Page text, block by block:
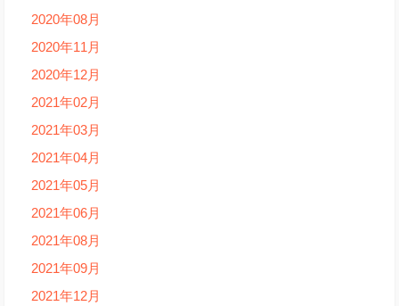
2020年08月
2020年11月
2020年12月
2021年02月
2021年03月
2021年04月
2021年05月
2021年06月
2021年08月
2021年09月
2021年12月